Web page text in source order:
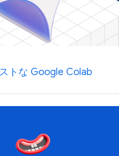
トな Google Colab